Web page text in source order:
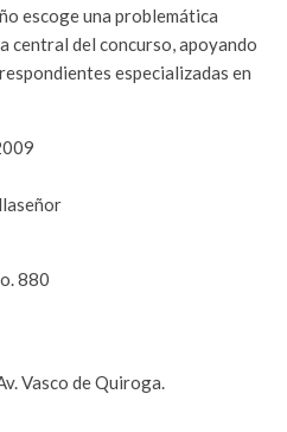
escoge una problemática
central del concurso, apoyando
especializadas en
880
Vasco de Quiroga.